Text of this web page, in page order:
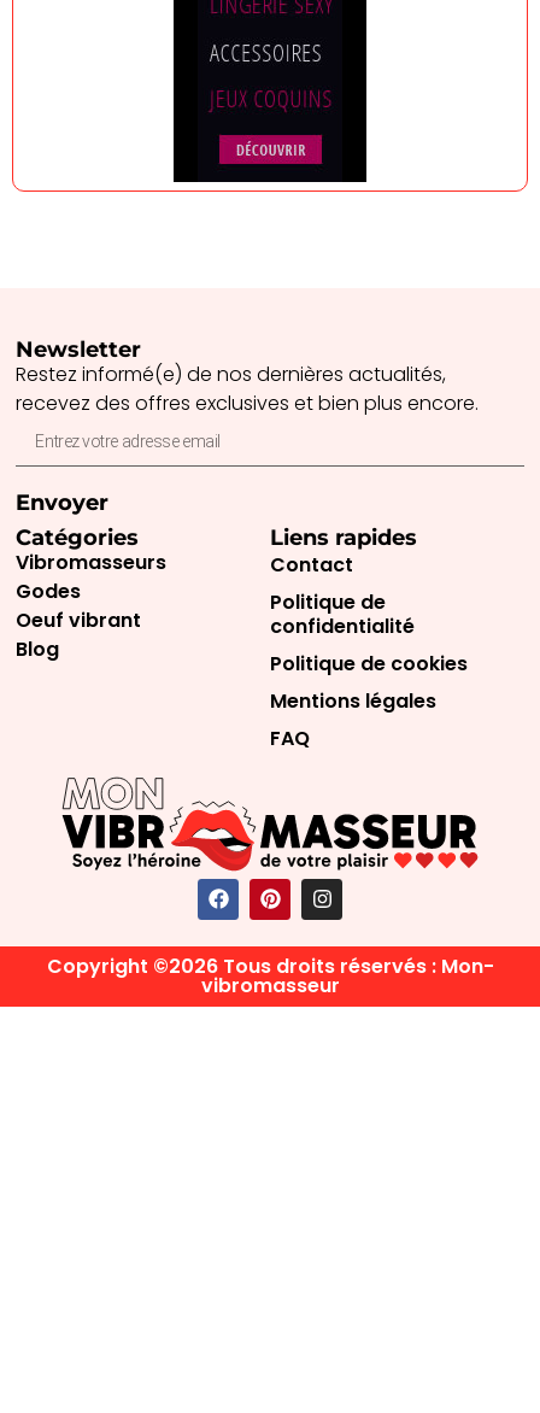
Catégories
Vibromasseurs
Godes
Oeuf vibrant
Blog
Liens rapides
Contact
Politique de
confidentialité
Politique de cookies
Mentions légales
FAQ
Newsletter
Restez informé(e) de nos dernières actualités,
recevez des offres exclusives et bien plus encore.
Envoyer
Copyright ©2026 Tous droits réservés : Mon-
vibromasseur